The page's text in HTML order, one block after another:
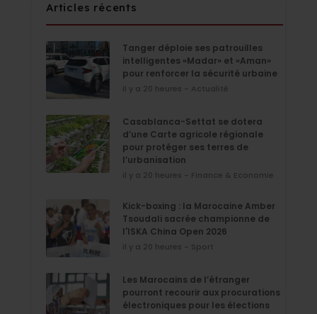
Articles récents
Tanger déploie ses patrouilles
intelligentes «Madar» et «Aman»
pour renforcer la sécurité urbaine
il y a 20 heures - Actualité
Casablanca-Settat se dotera
d’une Carte agricole régionale
pour protéger ses terres de
l’urbanisation
il y a 20 heures - Finance & Economie
Kick-boxing : la Marocaine Amber
Tsoudali sacrée championne de
l'ISKA China Open 2026
il y a 20 heures - Sport
Les Marocains de l’étranger
pourront recourir aux procurations
électroniques pour les élections